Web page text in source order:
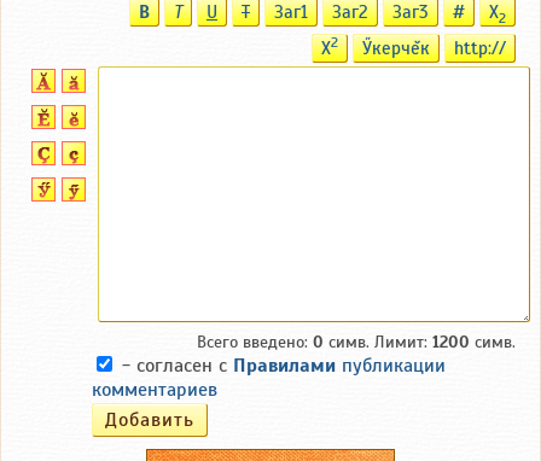
B T U T Заг1 Заг2 Заг3 # X2
X2 Ӳкерчĕк http://
Всего введено: 0 симв. Лимит: 1200 симв.
- согласен с Правилами публикации
комментариев